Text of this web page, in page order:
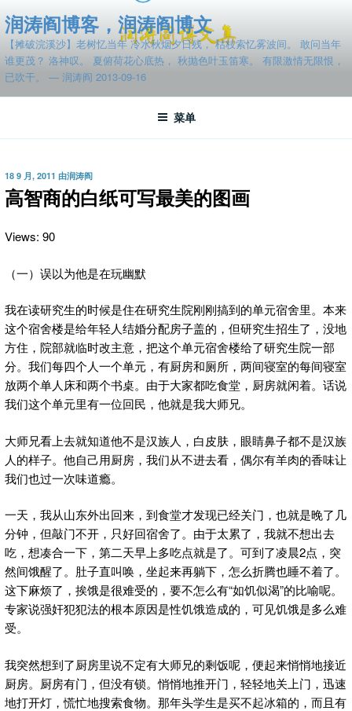
至
容
润涛阎博客，润涛阎博文
【摊破浣溪沙】老树忆当年 冷水秋烟夕日残， 枯枝索忆雾波间。 敢问当年
谁更茂？ 洛神叹。 夏俯荷花心底热， 秋抛色叶玉笛寒。 有限激情无限恨，
已吹干。 — 润涛阎 2013-09-16
菜单
发
布
于
18 9 月, 2011 由润涛阎
高智商的白纸可写最美的图画
Views: 90
（一）误以为他是在玩幽默
我在读研究生的时候是住在研究生院刚刚搞到的单元宿舍里。本来
这个宿舍楼是给年轻人结婚分配房子盖的，但研究生招生了，没地
方住，院部就临时改主意，把这个单元宿舍楼给了研究生院一部
分。我们每四个人一个单元，有厨房和厕所，两间寝室的每间寝室
放两个单人床和两个书桌。由于大家都吃食堂，厨房就闲着。话说
我们这个单元里有一位回民，他就是我大师兄。
大师兄看上去就知道他不是汉族人，白皮肤，眼睛鼻子都不是汉族
人的样子。他自己用厨房，我们从不进去看，偶尔有羊肉的香味让
我们也过一次味道瘾。
一天，我从山东外出回来，到食堂才发现已经关门，也就是晚了几
分钟，但敲门不开，只好回宿舍了。由于太累了，我就不想出去
吃，想凑合一下，第二天早上多吃点就是了。可到了凌晨2点，突
然间饿醒了。肚子直叫唤，坐起来再躺下，怎么折腾也睡不着了。
这下麻烦了，挨饿是很难受的，要不怎么有“如饥似渴”的比喻呢。
专家说强奸犯犯法的根本原因是性饥饿造成的，可见饥饿是多么难
受。
我突然想到了厨房里说不定有大师兄的剩饭呢，便起来悄悄地接近
厨房。厨房有门，但没有锁。悄悄地推开门，轻轻地关上门，迅速
地打开灯，慌忙地搜索食物。那年头学生是买不起冰箱的，而且有